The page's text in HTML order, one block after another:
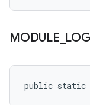
MODULE
public